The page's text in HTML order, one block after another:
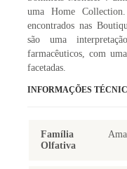
uma Home
encontrados nas
são uma
farmacêuticos, com
facetadas.
INFORMAÇÕES
Família
Olfativa